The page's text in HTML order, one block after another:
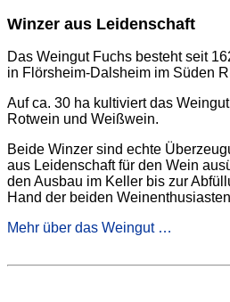
Winzer aus Leidenschaft
Das Weingut Fuchs besteht seit
in Flörsheim-Dalsheim im Süden
Auf ca. 30 ha kultiviert das
Rotwein und Weißwein.
Beide Winzer sind echte
aus Leidenschaft für den Wein
den Ausbau im Keller bis zur
Hand der beiden
Mehr über das Weingut …